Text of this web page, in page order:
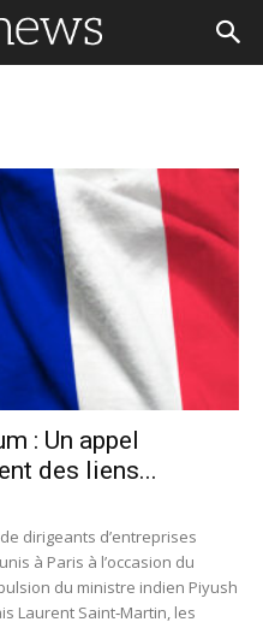
: Un appel
des liens...
dirigeants d’entreprises
à Paris à l’occasion du
du ministre indien Piyush
Laurent Saint‑Martin, les